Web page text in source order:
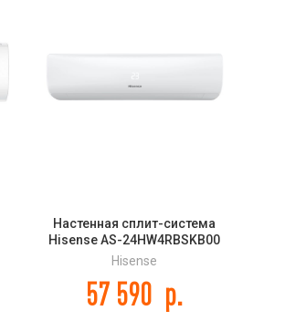
Настенная сплит-система
Hisense AS-24HW4RBSKB00
ZOOM 2.0 Classic A
Hisense
57 590 р.